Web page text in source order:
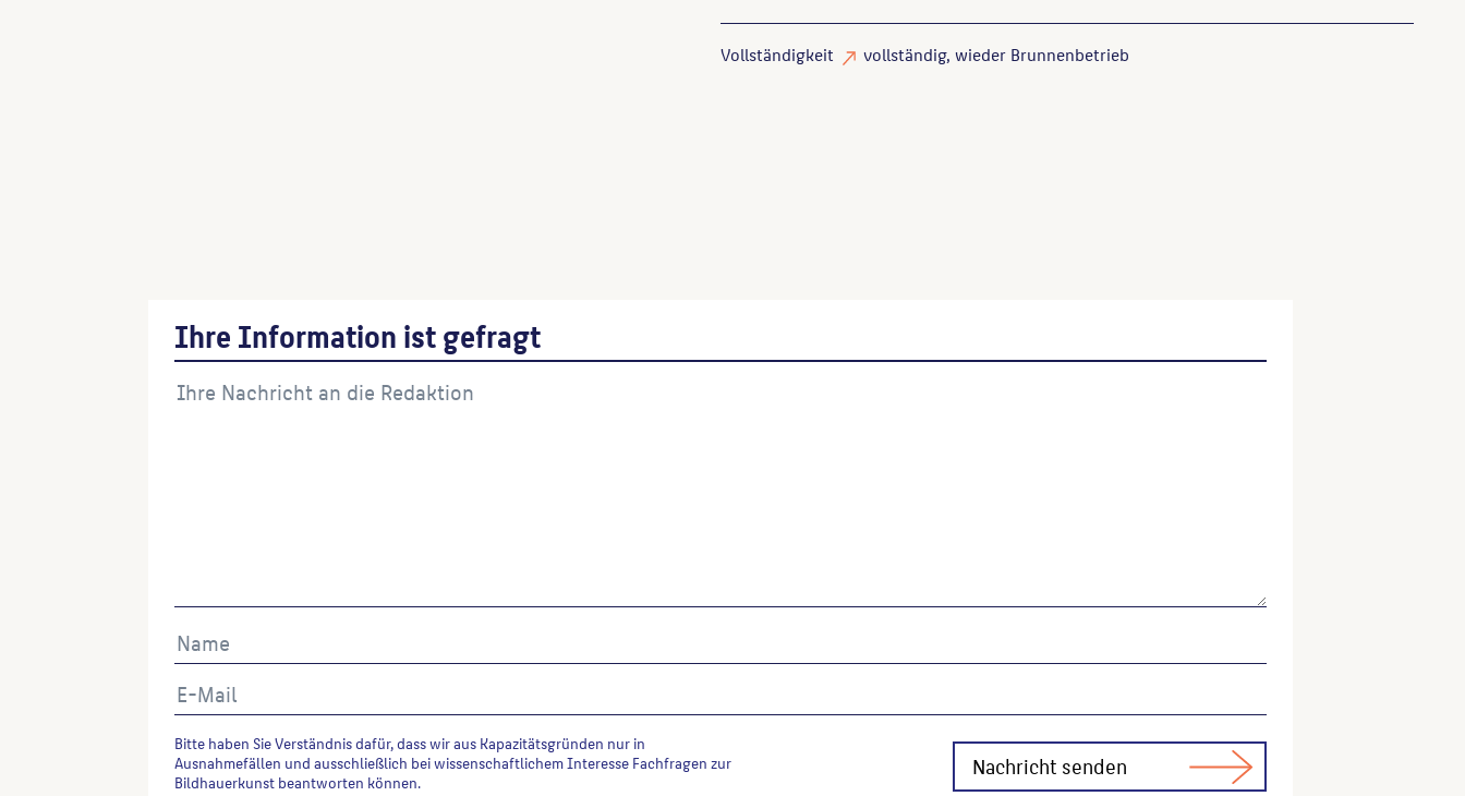
Vollständigkeit vollständig, wieder Brunnenbetrieb
1993), Berlin, 1993, S. 34.
Ihre Information ist gefragt
Bitte haben Sie Verständnis dafür, dass wir aus Kapazitätsgründen nur in
Ausnahmefällen und ausschließlich bei wissenschaftlichem Interesse Fachfragen zur
Bildhauerkunst beantworten können.